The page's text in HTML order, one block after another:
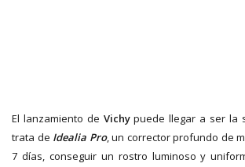
El lanzamiento de Vichypuede llegar a ser la
trata de Idealia Pro, un corrector profundo de
7 días, conseguir un rostro luminoso y